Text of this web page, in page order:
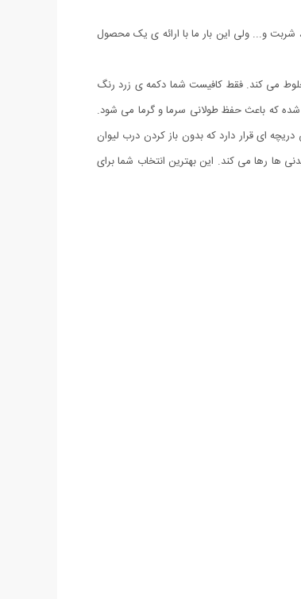
شربت و... ولی این بار ما با ارائه ی یک محصول
می کند. فقط کافیست شما دکمه ی زرد رنگ
شده که باعث حفظ طولانی سرما و گرما می شود.
ای قرار دارد که بدون باز کردن درب لیوان
ها رها می کند. این بهترین انتخاب شما برای